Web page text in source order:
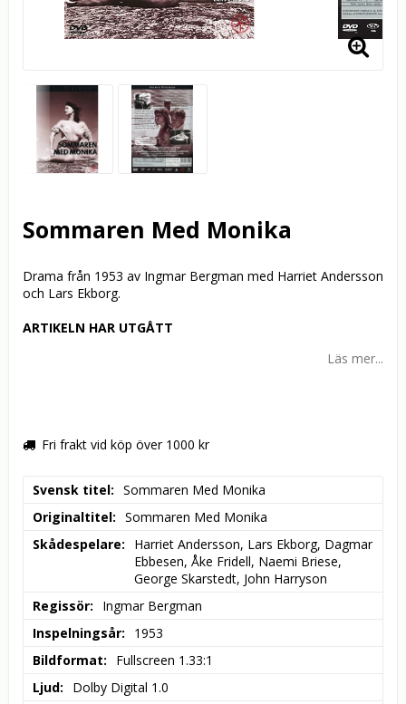
Sommaren Med Monika
Drama från 1953 av Ingmar Bergman med Harriet Andersson
och Lars Ekborg.
ARTIKELN HAR UTGÅTT
Läs mer...
Fri frakt vid köp över 1000 kr
Svensk titel
Sommaren Med Monika
Originaltitel
Sommaren Med Monika
Skådespelare
Harriet Andersson, Lars Ekborg, Dagmar
Ebbesen, Åke Fridell, Naemi Briese,
George Skarstedt, John Harryson
Regissör
Ingmar Bergman
Inspelningsår
1953
Bildformat
Fullscreen 1.33:1
Ljud
Dolby Digital 1.0